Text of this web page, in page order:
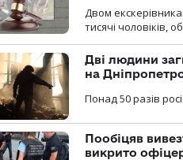
Двом
тисячі чоловіків,
Дві людини
на
Понад 50 разів
Пообіцяв
викрито